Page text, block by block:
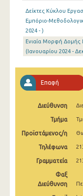
Ιουλίου 2025
Μαΐου 2025
Απριλίου
Μαρτίου
Ιανουαρίου
Δεκεμβρίου
Νοεμβρίου
Οκτωβρίου
Δείκτες Κύκλου
Εμπόριο-
2024 - )
Ενιαία Μορφή Δομής
(Ιανουαρίου 2024 -
Επαφή
Διεύθυνση
Τμήμα
Προϊστάμενος/η
Τηλέφωνα
Γραμματεία
Φαξ
Διεύθυνση